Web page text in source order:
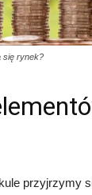
się rynek?
przyjrzymy